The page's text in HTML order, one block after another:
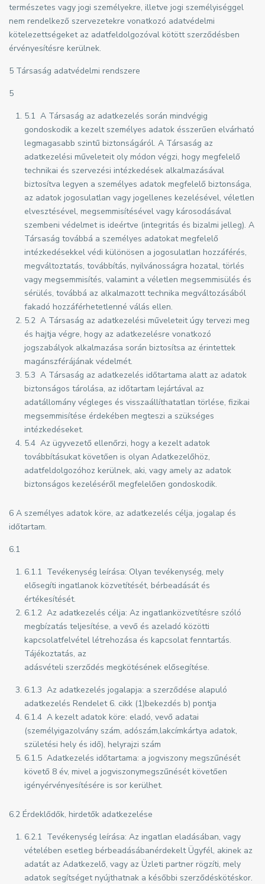
természetes vagy jogi személyekre, illetve jogi személyiséggel
nem rendelkező szervezetekre vonatkozó adatvédelmi
kötelezettségeket az adatfeldolgozóval kötött szerződésben
érvényesítésre kerülnek.
5 Társaság adatvédelmi rendszere
5
5.1 A Társaság az adatkezelés során mindvégig
gondoskodik a kezelt személyes adatok ésszerűen elvárható
legmagasabb szintű biztonságáról. A Társaság az
adatkezelési műveleteit oly módon végzi, hogy megfelelő
technikai és szervezési intézkedések alkalmazásával
biztosítva legyen a személyes adatok megfelelő biztonsága,
az adatok jogosulatlan vagy jogellenes kezelésével, véletlen
elvesztésével, megsemmisítésével vagy károsodásával
szembeni védelmet is ideértve (integritás és bizalmi jelleg). A
Társaság továbbá a személyes adatokat megfelelő
intézkedésekkel védi különösen a jogosulatlan hozzáférés,
megváltoztatás, továbbítás, nyilvánosságra hozatal, törlés
vagy megsemmisítés, valamint a véletlen megsemmisülés és
sérülés, továbbá az alkalmazott technika megváltozásából
fakadó hozzáférhetetlenné válás ellen.
5.2 A Társaság az adatkezelési műveleteit úgy tervezi meg
és hajtja végre, hogy az adatkezelésre vonatkozó
jogszabályok alkalmazása során biztosítsa az érintettek
magánszférájának védelmét.
5.3 A Társaság az adatkezelés időtartama alatt az adatok
biztonságos tárolása, az időtartam lejártával az
adatállomány végleges és visszaállíthatatlan törlése, fizikai
megsemmisítése érdekében megteszi a szükséges
intézkedéseket.
5.4 Az ügyvezető ellenőrzi, hogy a kezelt adatok
továbbításukat követően is olyan Adatkezelőhöz,
adatfeldolgozóhoz kerülnek, aki, vagy amely az adatok
biztonságos kezeléséről megfelelően gondoskodik.
6 A személyes adatok köre, az adatkezelés célja, jogalap és
időtartam.
6.1
6.1.1 Tevékenység leírása: Olyan tevékenység, mely
elősegíti ingatlanok közvetítését, bérbeadását és
értékesítését.
6.1.2 Az adatkezelés célja: Az ingatlanközvetítésre szóló
megbízatás teljesítése, a vevő és azeladó közötti
kapcsolatfelvétel létrehozása és kapcsolat fenntartás.
Tájékoztatás, az
adásvételi szerződés megkötésének elősegítése.
6.1.3 Az adatkezelés jogalapja: a szerződése alapuló
adatkezelés Rendelet 6. cikk (1)bekezdés b) pontja
6.1.4 A kezelt adatok köre: eladó, vevő adatai
(személyigazolvány szám, adószám,lakcímkártya adatok,
születési hely és idő), helyrajzi szám
6.1.5 Adatkezelés időtartama: a jogviszony megszűnését
követő 8 év, mivel a jogviszonymegszűnését követően
igényérvényesítésére is sor kerülhet.
6.2 Érdeklődők, hirdetők adatkezelése
6.2.1 Tevékenység leírása: Az ingatlan eladásában, vagy
vételében esetleg bérbeadásábanérdekelt Ügyfél, akinek az
adatát az Adatkezelő, vagy az Üzleti partner rögzíti, mely
adatok segítséget nyújthatnak a későbbi szerződéskötéskor.